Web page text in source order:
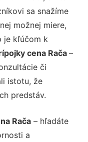
sa snažíme
možnej miere,
je kľúčom k
cena Rača –
či
istotu, že
predstáv.
Rača – hľadáte
a